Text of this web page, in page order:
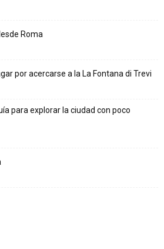
Roma
por acercarse a la La Fontana di Trevi
para explorar la ciudad con poco